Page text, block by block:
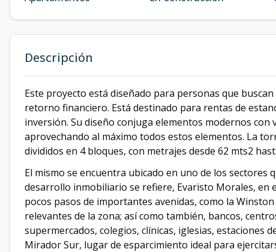
Descripción
Este proyecto está diseñado para personas que
retorno financiero. Está destinado para rentas de
inversión. Su diseño conjuga elementos modernos
aprovechando al máximo todos estos elementos. La
divididos en 4 bloques, con metrajes desde 62 mts2
El mismo se encuentra ubicado en uno de los
desarrollo inmobiliario se refiere, Evaristo Morales, en
pocos pasos de importantes avenidas, como la
relevantes de la zona; así como también, bancos,
supermercados, colegios, clínicas, iglesias, estaciones
Mirador Sur, lugar de esparcimiento ideal para